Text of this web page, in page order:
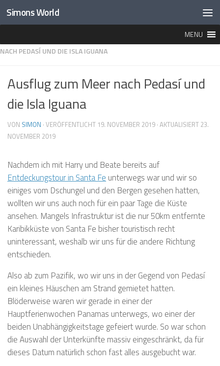
Unter dem Inhalt
Simons World
MENU
AUSFLUG ZUM MEER
NACH PEDASÍ UND DIE ISLA IGUANA
Ausflug zum Meer nach Pedasí und
die Isla Iguana
VON SIMON · VERÖFFENTLICHT 19. NOVEMBER 2019 · AKTUALISIERT 23.
NOVEMBER 2019
Nachdem ich mit Harry und Beate bereits auf
Entdeckungstour in Santa Fe unterwegs war und wir so
einiges vom Dschungel und den Bergen gesehen hatten,
wollten wir uns auch noch für ein paar Tage die Küste
ansehen. Mangels Infrastruktur ist die nur 50km entfernte
Karibikküste von Santa Fe bisher touristisch recht
uninteressant, weshalb wir uns für die andere Richtung
entschieden.
Also ab zum Pazifik, wo wir uns in der Gegend von Pedasí
ein kleines Häuschen am Strand gemietet hatten.
Blöderweise waren wir gerade in einer der
Hauptferienwochen Panamas unterwegs, wo einer der
beiden Unabhängigkeitstage gefeiert wurde. So war schon
die Auswahl der Unterkünfte massiv eingeschränkt, da für
dieses Datum natürlich schon fast alles ausgebucht war.